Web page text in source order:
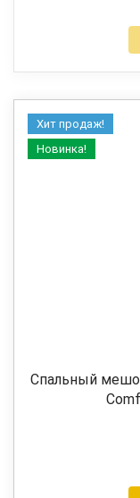
Хит продаж!
Новинка!
Спальный